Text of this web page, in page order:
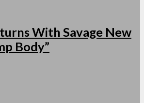
With Savage New
Body”